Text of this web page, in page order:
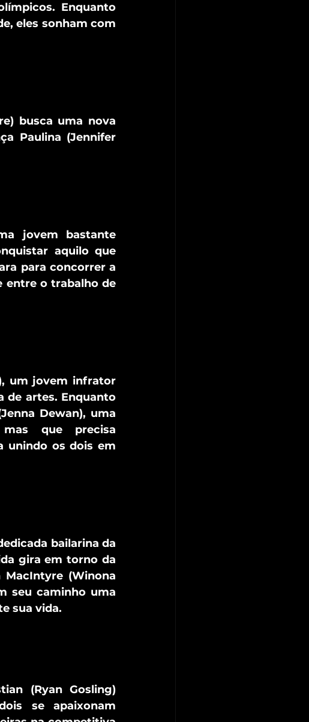
Enquanto
eles sonham com
busca uma nova
Paulina (Jennifer
jovem bastante
aquilo que
para concorrer a
entre o trabalho de
um jovem infrator
de artes. Enquanto
Dewan), uma
que precisa
unindo os dois em
bailarina da
gira em torno da
(Winona
seu caminho uma
sua vida.
(Ryan Gosling)
se apaixonam